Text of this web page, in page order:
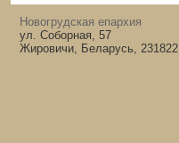
Новогрудская епархия
ул. Соборная, 57
Жировичи, Беларусь, 231822